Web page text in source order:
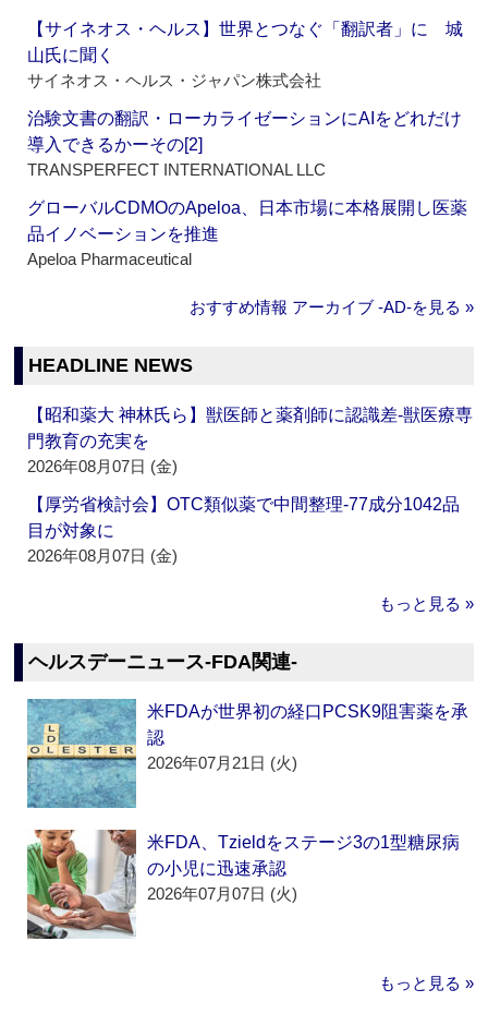
【サイネオス・ヘルス】世界とつなぐ「翻訳者」に 城
山氏に聞く
サイネオス・ヘルス・ジャパン株式会社
治験文書の翻訳・ローカライゼーションにAIをどれだけ
導入できるかーその[2]
TRANSPERFECT INTERNATIONAL LLC
グローバルCDMOのApeloa、日本市場に本格展開し医薬
品イノベーションを推進
Apeloa Pharmaceutical
おすすめ情報 アーカイブ ‐AD‐を見る »
HEADLINE NEWS
【昭和薬大 神林氏ら】獣医師と薬剤師に認識差‐獣医療専
門教育の充実を
2026年08月07日 (金)
【厚労省検討会】OTC類似薬で中間整理‐77成分1042品
目が対象に
2026年08月07日 (金)
もっと見る »
ヘルスデーニュース‐FDA関連‐
米FDAが世界初の経口PCSK9阻害薬を承
認
2026年07月21日 (火)
米FDA、Tzieldをステージ3の1型糖尿病
の小児に迅速承認
2026年07月07日 (火)
もっと見る »